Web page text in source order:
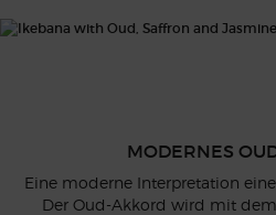
MODERNES
Eine moderne Interpretation
Der Oud-Akkord wird mit